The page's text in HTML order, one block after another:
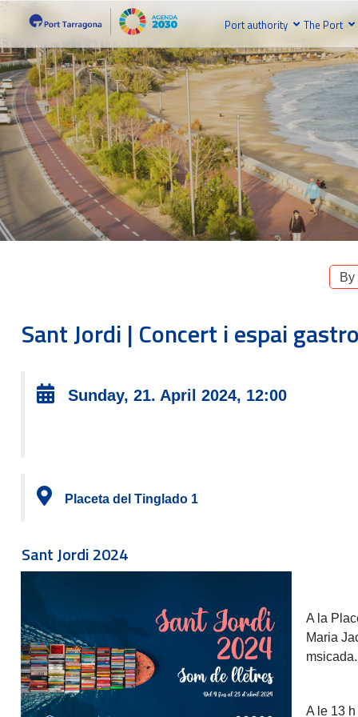
Port authority The Port
By
Sant Jordi | Concert i espai
Sunday, 21. April 2024, 12:00
Placeta del Tinglado 1
Sant Jordi 2024
A la
Maria
msicada.
A le 13